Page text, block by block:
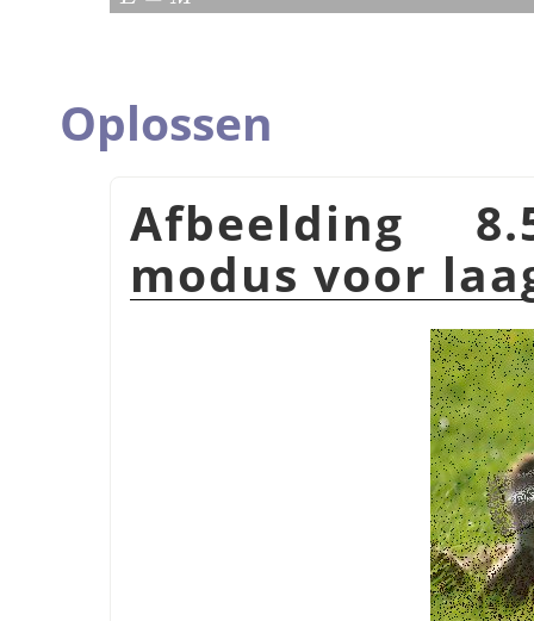
Oplossen
Afbeelding
modus voor